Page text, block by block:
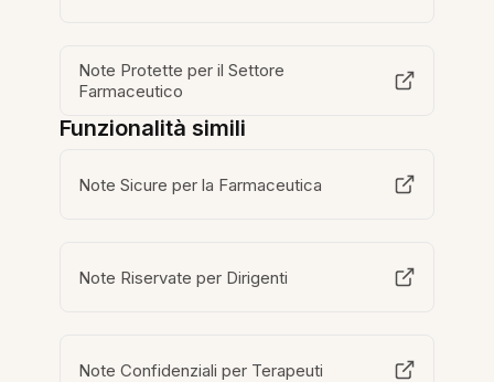
Note Protette per il Settore
Farmaceutico
Funzionalità simili
Note Sicure per la Farmaceutica
Note Riservate per Dirigenti
Note Confidenziali per Terapeuti